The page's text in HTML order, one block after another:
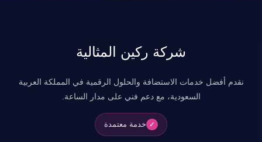
شركة ركين المثالية
نقدم أفضل خدمات الاستضافة والحلول الرقمية في المملكة العربية
السعودية، مع دعم فني على مدار الساعة.
✓ خدمة معتمدة